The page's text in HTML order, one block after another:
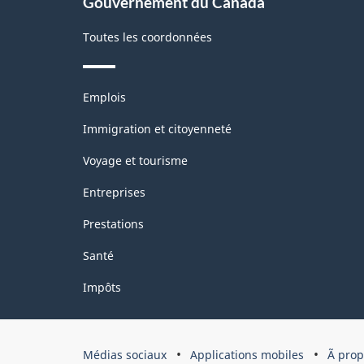
Toutes les coordonnées
Thèmes
sujets
Emplois
Immigration et citoyenneté
Voyage et tourisme
Entreprises
Prestations
Santé
Impôts
Organisation
Médias sociaux Applications mobiles Ã